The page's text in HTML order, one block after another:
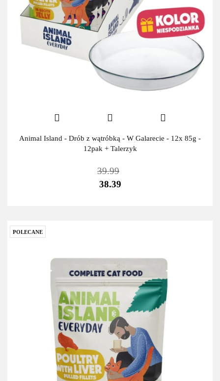
Animal Island - Drób z wątróbką - W Galarecie - 12x 85g -
12pak + Talerzyk
39.99
38.39
POLECANE